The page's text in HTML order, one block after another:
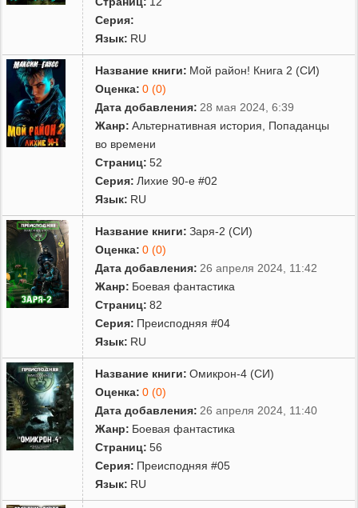
Серия:
Язык: RU
Название книги: Мой район! Книга 2 (СИ)
Оценка: 0 (0)
Дата добавления: 28 мая 2024, 6:39
Жанр: Альтернативная история
Попаданцы
во времени
Страниц: 52
Серия: Лихие 90-е #02
Язык: RU
Название книги: Заря-2 (СИ)
Оценка: 0 (0)
Дата добавления: 26 апреля 2024, 11:42
Жанр: Боевая фантастика
Страниц: 82
Серия: Преисподняя #04
Язык: RU
Название книги: Омикрон-4 (СИ)
Оценка: 0 (0)
Дата добавления: 26 апреля 2024, 11:40
Жанр: Боевая фантастика
Страниц: 56
Серия: Преисподняя #05
Язык: RU